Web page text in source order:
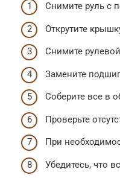
Снимите руль с
Открутите
Снимите
Замените
Соберите все в
Проверьте
При
Убедитесь, что